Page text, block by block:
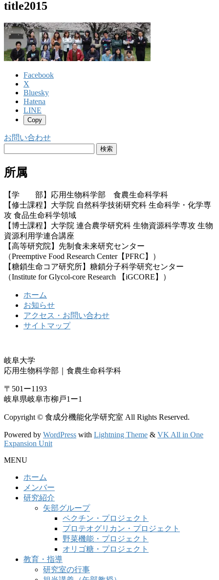
title2015
Facebook
X
Bluesky
Hatena
LINE
Copy
お問い合わせ
所属
【学 部】応用生物科学部 食農生命科学科
【修士課程】大学院 自然科学技術研究科 生命科学・化学専
攻 食品生命科学領域
【博士課程】大学院 連合農学研究科 生物資源科学専攻 生物
資源利用学連合講座
【高等研究院】先制食未来研究センター
（Preemptive Food Research Center【PFRC】）
【糖鎖生命コア研究所】糖鎖分子科学研究センター
（Institute for Glycol-core Research 【iGCORE】）
ホーム
お知らせ
アクセス・お問い合わせ
サイトマップ
岐阜大学
応用生物科学部｜食農生命科学科
〒501ー1193
岐阜県岐阜市柳戸1ー1
Copyright © 食成分機能化学研究室 All Rights Reserved.
Powered by WordPress with Lightning Theme & VK All in One
Expansion Unit
MENU
ホーム
メンバー
研究紹介
矢部グループ
ペクチン・プロジェクト
プロテオグリカン・プロジェクト
野菜機能・プロジェクト
オリゴ糖・プロジェクト
教育・指導
研究室の行事